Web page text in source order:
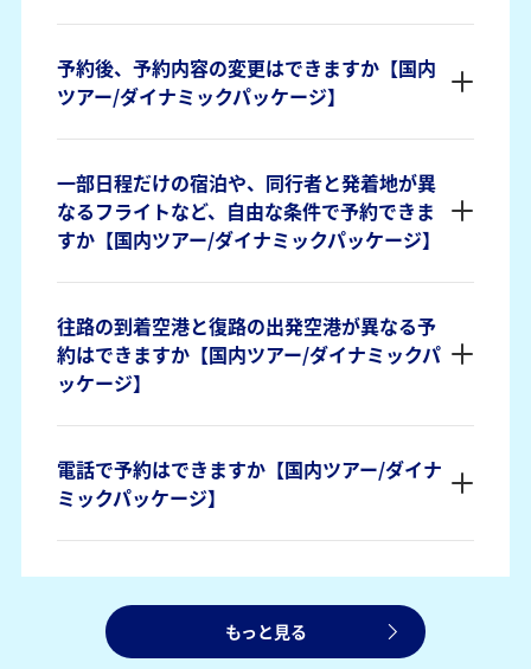
予約後、予約内容の変更はできますか【国内
ツアー/ダイナミックパッケージ】
一部日程だけの宿泊や、同行者と発着地が異
なるフライトなど、自由な条件で予約できま
すか【国内ツアー/ダイナミックパッケージ】
往路の到着空港と復路の出発空港が異なる予
約はできますか【国内ツアー/ダイナミックパ
ッケージ】
電話で予約はできますか【国内ツアー/ダイナ
ミックパッケージ】
もっと見る